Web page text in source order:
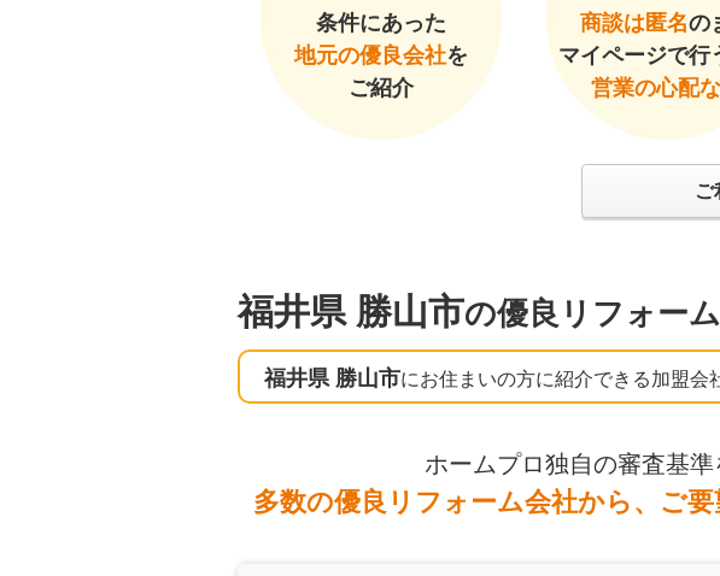
条件にあった
地元の優良会社を
ご紹介
商談は匿名の
マイページで行
営業の心配
ご
福井県 勝山市の優良リフォー
福井県 勝山市にお住まいの方に紹介できる加盟会
ホームプロ独自の審査基
多数の優良リフォーム会社から、ご